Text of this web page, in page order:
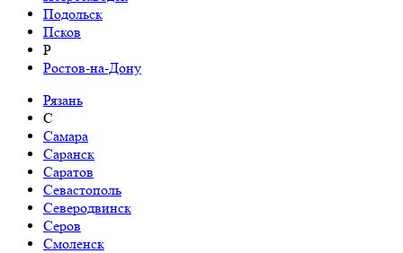
Подольск
Псков
Р
Ростов-на-Дону
Рязань
С
Самара
Саранск
Саратов
Севастополь
Северодвинск
Серов
Смоленск